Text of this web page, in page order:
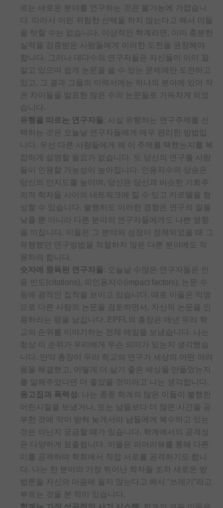
르는 새로운 분야를 연구하는 것은 불가능에 가깝습니
다. 따라서 이런 위험한 선택을 하지 않는다고 해서 이들
을 탓할 수는 없습니다. 이상적인 학계라면, 이미 충분한
실력을 검증받은 사람들에게 이러한 도전을 권장해야
합니다. 그러나 대다수의 연구자들은 자신들이 이미 잘
알고 있으며 쉽게 논문을 쓸 수 있는 문제에만 도전하고
있고, 그 결과 그들의 이력서에는 하나의 분야에 있어 작
은 차이들을 발표한 많은 수의 논문들로 가득차게 되었
습니다.
유행을 따르는 연구자들: 사실 유행하는 연구주제를 선
택하는 것은 오늘날 연구자들에게 매우 편리한 방법입
니다. 우선 다른 사람들에게 왜 이 주제를 택했는지를 복
잡하게 설명할 필요가 없습니다. 또 당신의 연구를 사람
들이 인용할 가능성이 높아집니다. 인용지수의 상승은
당신의 인지도를 높이며, 당신은 당신과 비슷한 기회주
의적 학자들 사이의 네트워크에 낄 수 있고 카르텔을 형
성할 수 있습니다. 불행히도 이러한 경향은 연구의 질을
낮출 뿐 아니라 다른 분야의 연구자들에게도 나쁜 영향
을 끼칩니다. 이들은 그 분야의 성장이 정체되었을 때 그
유행했던 연구방법을 적절하지 않은 다른 분야에도 적
용하려 합니다.
숫자에 중독된 연구자들: 오늘날 수많은 연구자들은 인
용 빈도(citations), 피인용지수(impact factors), 논문 수
등에 광적인 집착을 보이고 있습니다. 때로 이들은 익명
으로 다른 사람의 논문을 검토하면서, 자신의 논문을 인
용하라는 평을 남깁니다. EPFL의 총장은 매년 우리 학
교의 순위를 이야기하는 전체 메일을 보냈습니다. 나는
항상 이 순위가 우리에게 무슨 의미가 있는지 생각했습
니다. 만약 총장이 우리 학교의 연구가 세상의 어떤 어려
움을 해결했고, 어떻게 더 살기 좋은 세상을 만들었는지
를 말해주었다면 더 좋았을 것이라고 나는 생각합니다.
옹고집과 폭력성 : 나는 종종 학계의 많은 이들이 불행한
어린시절을 보냈거나, 또는 남들보다 더 많은 시간을 공
부한 것에 악이 받혀 늦게서야 남들에게 복수하고 있는
것은 아닌지 궁금할 때가 있습니다. 학계에서의 공격성
은 다양하게 표출됩니다. 이들은 피어리뷰를 통해 다른
이를 공격하며 학회에서 직접 서로를 공격하기도 합니
다. 나는 한 분야의 가장 뛰어난 학자들 조차 새로운 방
법론을 자신의 마음에 들지 않는다고 해서 “쓰레기”라고
부르는 것을 본 적이 있습니다.